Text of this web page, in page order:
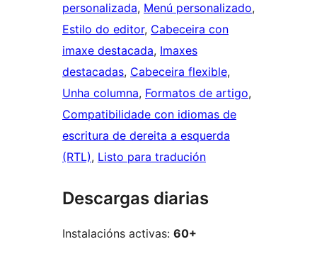
personalizada, Menú personalizado
Estilo do editor, Cabeceira con
imaxe destacada, Imaxes
destacadas, Cabeceira flexible
Unha columna, Formatos de artigo
Compatibilidade con idiomas de
escritura de dereita a esquerda
(RTL), Listo para tradución
Descargas diarias
Instalacións activas: 60+